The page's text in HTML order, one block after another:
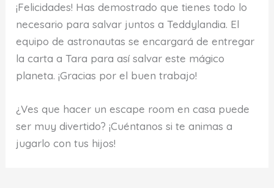
¡Felicidades! Has demostrado que tienes todo lo
necesario para salvar juntos a Teddylandia. El
equipo de astronautas se encargará de entregar
la carta a Tara para así salvar este mágico
planeta. ¡Gracias por el buen trabajo!
¿Ves que hacer un escape room en casa puede
ser muy divertido? ¡Cuéntanos si te animas a
jugarlo con tus hijos!